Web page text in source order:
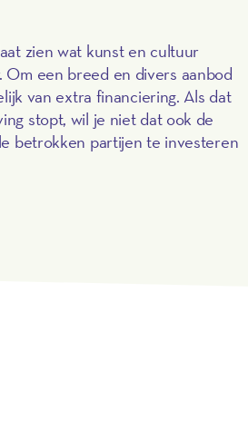
zien wat kunst en cultuur
een breed en divers aanbod
van extra financiering. Als dat
stopt, wil je niet dat ook de
betrokken partijen te investeren